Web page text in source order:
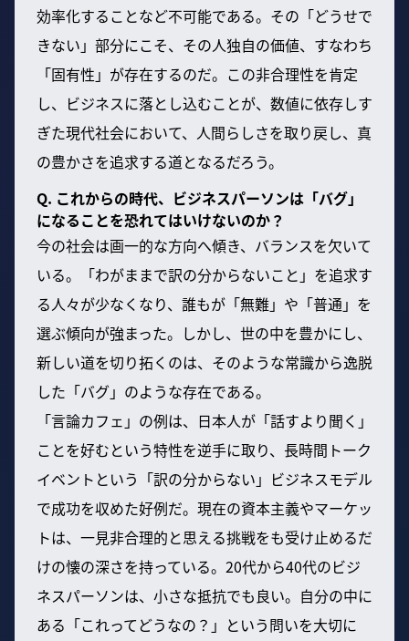
効率化することなど不可能である。その「どうせで
きない」部分にこそ、その人独自の価値、すなわち
「固有性」が存在するのだ。この非合理性を肯定
し、ビジネスに落とし込むことが、数値に依存しす
ぎた現代社会において、人間らしさを取り戻し、真
の豊かさを追求する道となるだろう。
Q. これからの時代、ビジネスパーソンは「バグ」
になることを恐れてはいけないのか？
今の社会は画一的な方向へ傾き、バランスを欠いて
いる。「わがままで訳の分からないこと」を追求す
る人々が少なくなり、誰もが「無難」や「普通」を
選ぶ傾向が強まった。しかし、世の中を豊かにし、
新しい道を切り拓くのは、そのような常識から逸脱
した「バグ」のような存在である。
「言論カフェ」の例は、日本人が「話すより聞く」
ことを好むという特性を逆手に取り、長時間トーク
イベントという「訳の分からない」ビジネスモデル
で成功を収めた好例だ。現在の資本主義やマーケッ
トは、一見非合理的と思える挑戦をも受け止めるだ
けの懐の深さを持っている。20代から40代のビジ
ネスパーソンは、小さな抵抗でも良い。自分の中に
ある「これってどうなの？」という問いを大切に